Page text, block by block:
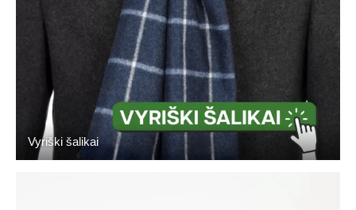
Vyriški šalikai